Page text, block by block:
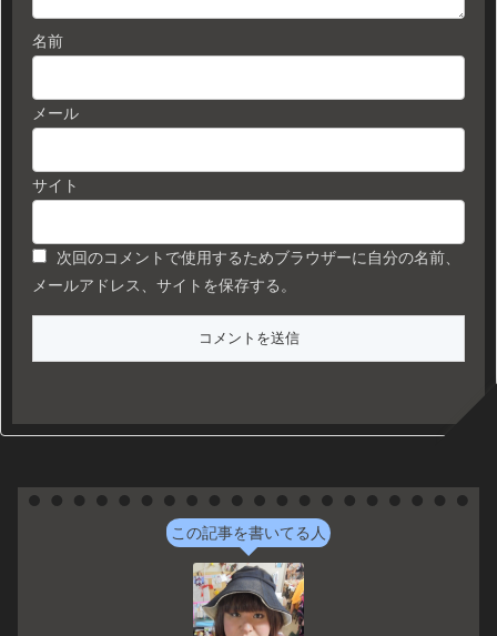
名前
メール
サイト
次回のコメントで使用するためブラウザーに自分の名前、
メールアドレス、サイトを保存する。
この記事を書いてる人